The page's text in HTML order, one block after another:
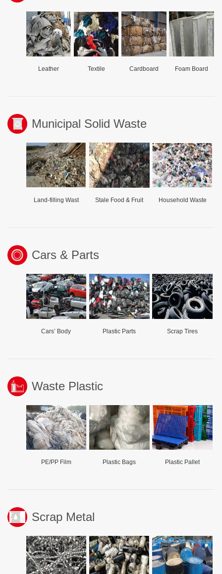
Leather Textile Cardboard Foam Board
Municipal Solid Waste
Land-filling Wast Stale Food & Fruit Household Waste
Cars & Parts
Cars’ Body Plastic Parts Scrap Tires
Waste Plastic
PE/PP Film Plastic Bags Plastic Pallet
Scrap Metal